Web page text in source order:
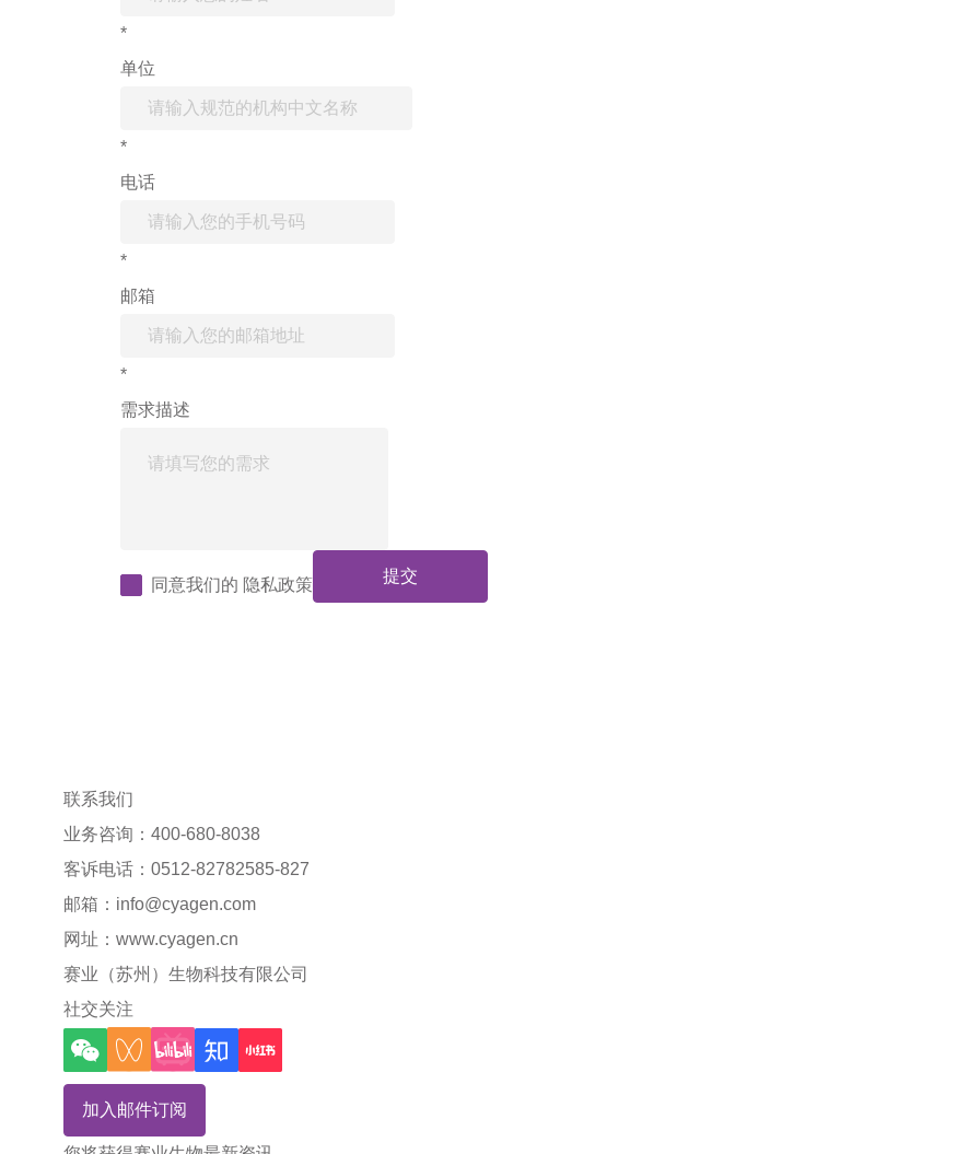
*
单位
*
电话
*
邮箱
*
需求描述
同意我们的 隐私政策 提交
联系我们
业务咨询：400-680-8038
客诉电话：0512-82782585-827
邮箱： info@cyagen.com
网址： www.cyagen.cn
赛业（苏州）生物科技有限公司
社交关注
加入邮件订阅